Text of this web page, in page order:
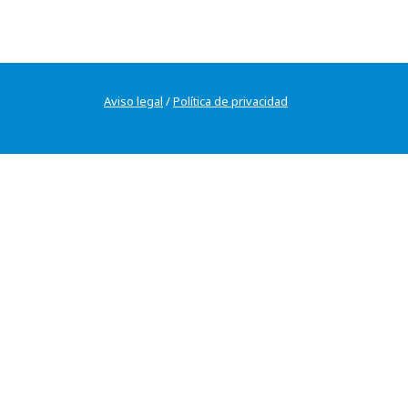
Aviso legal /Política de privacidad